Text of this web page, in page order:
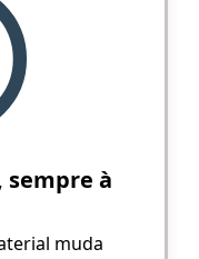
sempre à
muda